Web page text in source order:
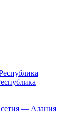
— Алания